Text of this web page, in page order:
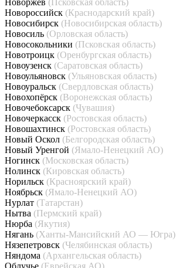
Новоржев (Псковская область)
Новороссийск (Краснодарский край)
Новосибирск (Новосибирская область)
Новосиль (Орловская область)
Новосокольники (Псковская область)
Новотроицк (Оренбургская область)
Новоузенск (Саратовская область)
Новоульяновск (Ульяновская область)
Новоуральск (Свердловская область)
Новохопёрск (Воронежская область)
Новочебоксарск (Чувашия)
Новочеркасск (Ростовская область)
Новошахтинск (Ростовская область)
Новый Оскол (Белгородская область)
Новый Уренгой (Ямало-Ненецкий АО)
Ногинск (Московская область)
Нолинск (Кировская область)
Норильск (Красноярский край)
Ноябрьск (Ямало-Ненецкий АО)
Нурлат (Татарстан)
Нытва (Пермский край)
Нюрба (Якутия)
Нягань (Ханты-Мансийский АО — Югра)
Нязепетровск (Челябинская область)
Няндома (Архангельская область)